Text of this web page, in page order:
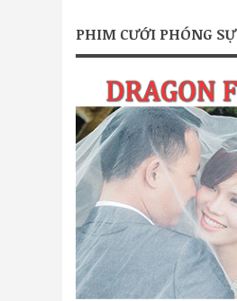
PHIM CƯỚI PHÓNG SỰ